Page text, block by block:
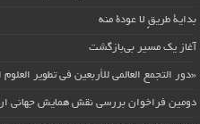
بداية طريقٍ لا عودة منه
آغاز یک مسیر بی‌بازگشت
«دور التجمع العالمي للأربعين في تطوير العلوم
دومین فراخوان بررسی نقش همایش جهانی